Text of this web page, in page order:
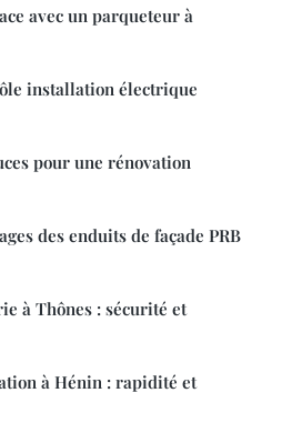
avec un parqueteur à
installation électrique
pour une rénovation
des enduits de façade PRB
à Thônes : sécurité et
à Hénin : rapidité et